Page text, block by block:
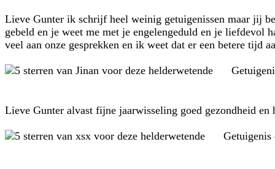
Lieve Gunter ik schrijf heel weinig getuigenissen maar jij
gebeld en je weet me met je engelengeduld en je liefdevol
veel aan onze gesprekken en ik weet dat er een betere tijd
Lieve Gunter alvast fijne jaarwisseling goed gezondheid